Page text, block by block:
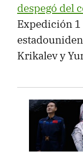
despegó del
Expedición
Krikalev y